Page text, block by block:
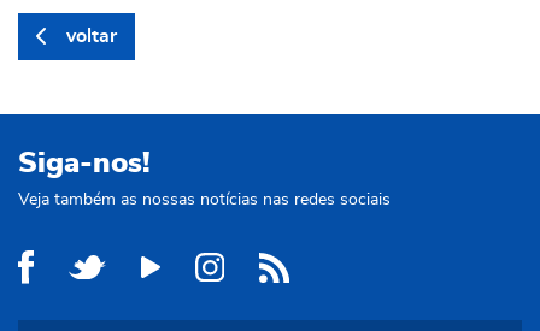
voltar
Siga-nos!
Veja também as nossas notícias nas redes sociais